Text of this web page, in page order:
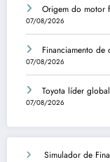
Origem do motor
07/08/2026
Financiamento de
07/08/2026
Toyota líder
07/08/2026
Simulador de